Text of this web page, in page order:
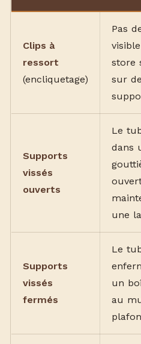
Clips à
ressort
(encliquetage)
Pas
store
sur
Supports
vissés
ouverts
Le
dans
une
Supports
vissés
fermés
Le
un
au